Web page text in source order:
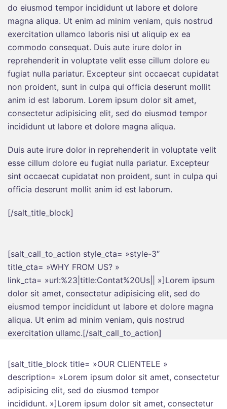
do eiusmod tempor incididunt ut labore et dolore
magna aliqua. Ut enim ad minim veniam, quis nostrud
exercitation ullamco laboris nisi ut aliquip ex ea
commodo consequat. Duis aute irure dolor in
reprehenderit in voluptate velit esse cillum dolore eu
fugiat nulla pariatur. Excepteur sint occaecat cupidatat
non proident, sunt in culpa qui officia deserunt mollit
anim id est laborum. Lorem ipsum dolor sit amet,
consectetur adipisicing elit, sed do eiusmod tempor
incididunt ut labore et dolore magna aliqua.
Duis aute irure dolor in reprehenderit in voluptate velit
esse cillum dolore eu fugiat nulla pariatur. Excepteur
sint occaecat cupidatat non proident, sunt in culpa qui
officia deserunt mollit anim id est laborum.
[/salt_title_block]
[salt_call_to_action style_cta= »style-3″
title_cta= »WHY FROM US? »
link_cta= »url:%23|title:Contat%20Us|| »]Lorem ipsum
dolor sit amet, consectetur adipisicing elit, sed do
eiusmod tempor incididunt ut labore et dolore magna
aliqua. Ut enim ad minim veniam, quis nostrud
exercitation ullamc.[/salt_call_to_action]
[salt_title_block title= »OUR CLIENTELE »
description= »Lorem ipsum dolor sit amet, consectetur
adipisicing elit, sed do eiusmod tempor
incididunt. »]Lorem ipsum dolor sit amet, consectetur